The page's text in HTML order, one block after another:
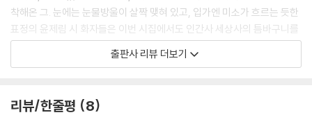
앉은뱅이 노인이 가면 어딜 가랴 생각한 게 잘못이었다. 산이 저 홀로 깊어
져서 찾을 수가 없었다. 골골이 묻고 다녔으나 봤다는 사람은 없었다. 아니,
물어볼 사람조차 없었다. 혼자서 헤매다 날이 저물어 산을 내려왔다. 산도
따라 내려왔다. 막차 시간이었다.
로는 꽃도 할머니도 못 봤다. 나만 못 본 게 아니라, 아무도 못 봤다.
착해온 그. 눈에는 눈물방울이 살짝 맺혀 있고, 입가엔 미소가 흐르는 듯한
표정의 윤제림 시 화자들은 이번 시집에서도 인간사 세상사의 틈바구니를
진중히 들여다본다.
졸리면 잔다
출판사 리뷰 더보기
리뷰/한줄평 8